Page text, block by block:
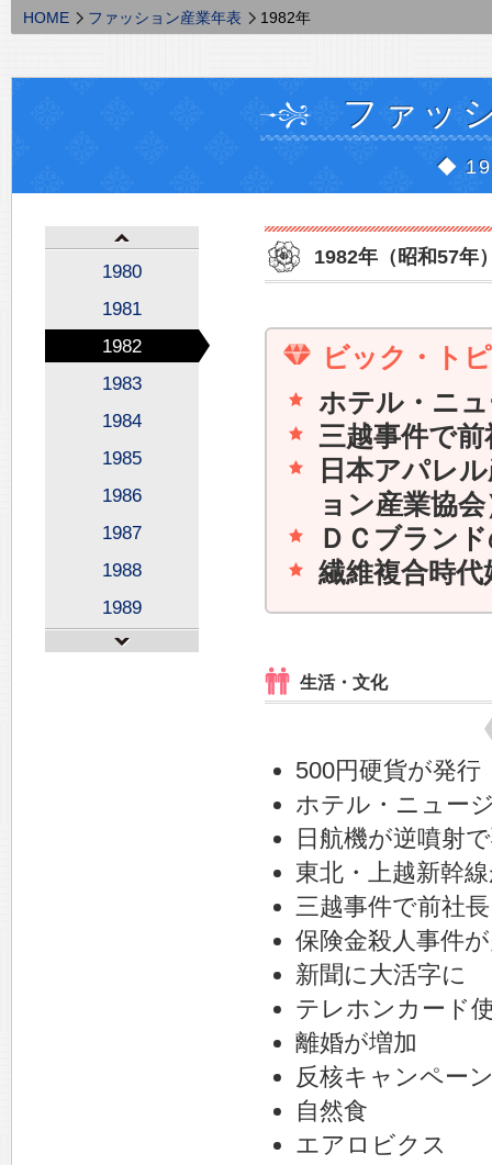
HOME ファッション産業年表 1982年
ファッ
◆
1980
1981
1982
1983
1984
1985
1986
1987
1988
1989
1982年（昭和57年
ビック・ト
ホテル・ニ
三越事件で
日本アパレ
ョン産業協
ＤＣブラン
繊維複合時代
生活・文化
500円硬貨が発行
ホテル・ニュー
日航機が逆噴射
東北・上越新幹
三越事件で前社
保険金殺人事件
新聞に大活字に
テレホンカード
離婚が増加
反核キャンペー
自然食
エアロビクス